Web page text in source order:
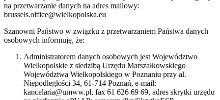
na przetwarzanie danych na adres mailowy:
brussels.office@wielkopolska.eu
Szanowni Państwo w związku z przetwarzaniem Państwa danych
osobowych informuję, że:
Administratorem danych osobowych jest Województwo
Wielkopolskie z siedzibą Urzędu Marszałkowskiego
Województwa Wielkopolskiego w Poznaniu przy al.
Niepodległości 34, 61-714 Poznań, e-mail:
kancelaria@umww.pl, fax 61 626 69 69, adres skrytki urzędu